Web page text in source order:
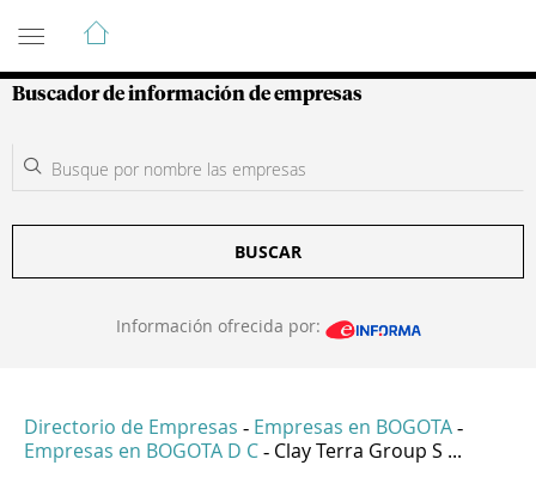
Guía de Empresas Colombianas
Buscador de información de empresas
BUSCAR
Información ofrecida por:
Directorio de Empresas - Empresas en BOGOTA -
Empresas en BOGOTA D C - Clay Terra Group S ...